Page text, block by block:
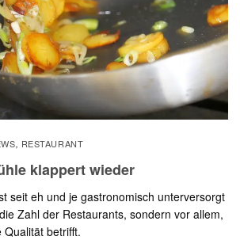
, RESTAURANT
klappert wieder
seit eh und je gastronomisch unterversorgt
Zahl der Restaurants, sondern vor allem,
betrifft.